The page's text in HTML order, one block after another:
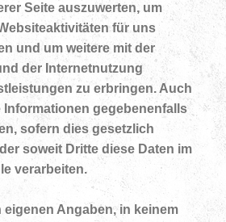
Seite auszuwerten, um
für uns
und um weitere mit der
der Internetnutzung
zu erbringen. Auch
Informationen gegebenenfalls
sofern dies gesetzlich
soweit Dritte diese Daten im
verarbeiten.
eigenen Angaben, in keinem